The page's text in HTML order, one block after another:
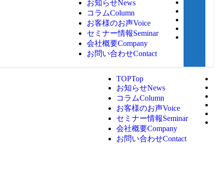
お知らせNews
コラムColumn
お客様のお声Voice
セミナー情報Seminar
会社概要Company
お問い合わせContact
TOPTop
お知らせNews
コラムColumn
お客様のお声Voice
セミナー情報Seminar
会社概要Company
お問い合わせContact